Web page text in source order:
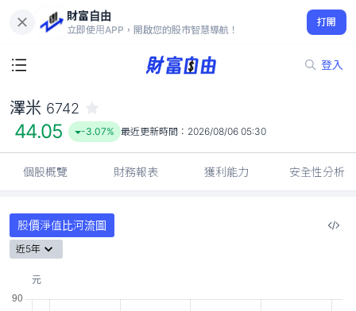
財富自由
立即使用APP，開啟您的股市智慧導航！
打開
登入
44.05
-3.07%
澤米 6742
44.05 -3.07% 最近更新時間： 2026/08/06 05:30
個股概覽 財務報表 獲利能力 安全性分析
股價淨值比河流圖
近5年